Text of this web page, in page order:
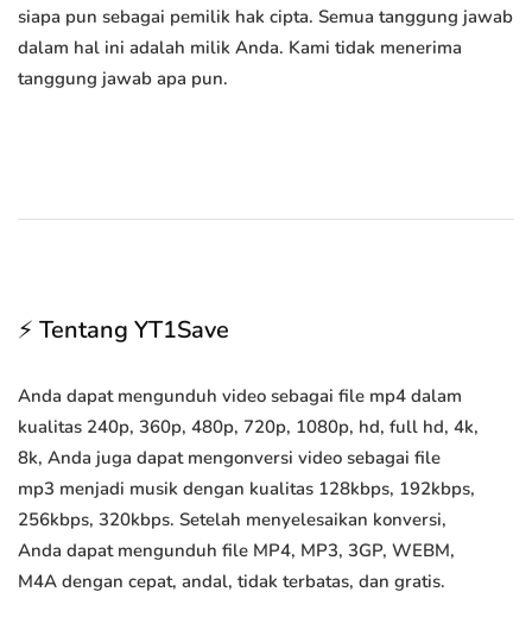
siapa pun sebagai pemilik hak cipta. Semua tanggung jawab
dalam hal ini adalah milik Anda. Kami tidak menerima
tanggung jawab apa pun.
⚡ Tentang YT1Save
Anda dapat mengunduh video sebagai file mp4 dalam
kualitas 240p, 360p, 480p, 720p, 1080p, hd, full hd, 4k,
8k, Anda juga dapat mengonversi video sebagai file
mp3 menjadi musik dengan kualitas 128kbps, 192kbps,
256kbps, 320kbps. Setelah menyelesaikan konversi,
Anda dapat mengunduh file MP4, MP3, 3GP, WEBM,
M4A dengan cepat, andal, tidak terbatas, dan gratis.